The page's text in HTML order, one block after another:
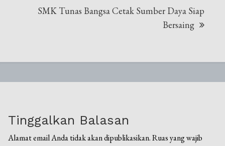
​SMK Tunas Bangsa Cetak Sumber Daya Siap
Bersaing
Tinggalkan Balasan
Alamat email Anda tidak akan dipublikasikan. Ruas yang wajib